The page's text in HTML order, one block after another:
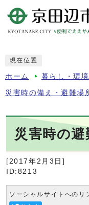
現在位置
ホーム 暮らし・環
災害時の備え・避難場
災害時の
[2017年2月3日]
ID:8213
ソーシャルサイトへのリ